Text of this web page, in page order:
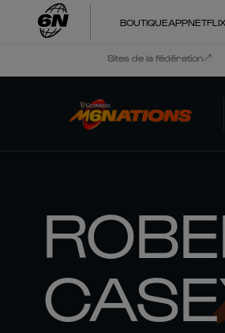
BOUTIQUEAPPNETFLIX
Sites de la fédération